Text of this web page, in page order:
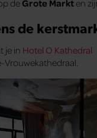
deGrote Markt en
de
je in Hotel O Kathedral
Vrouwekathedraal.